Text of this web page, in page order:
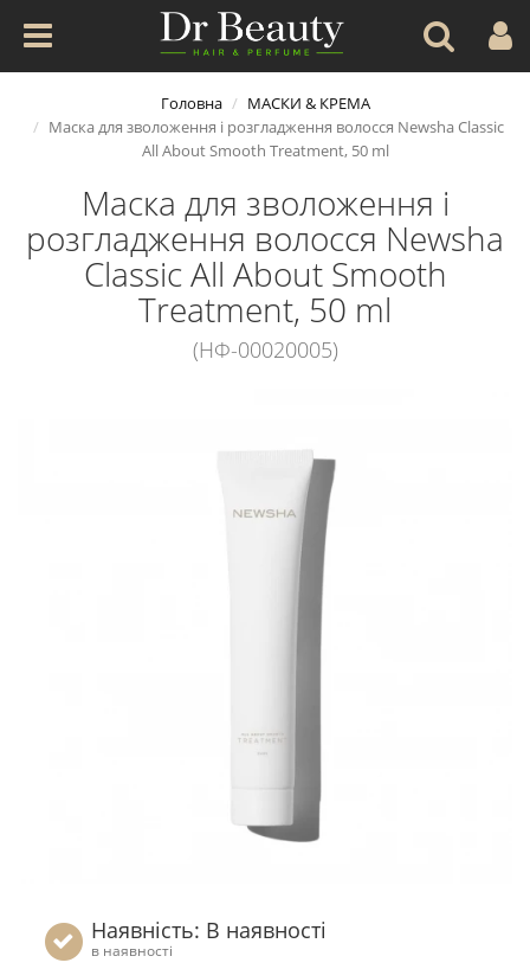
Головна
МАСКИ & КРЕМА
Маска для зволоження і розгладження волосся Newsha Classic
All About Smooth Treatment, 50 ml
Маска для зволоження і
розгладження волосся Newsha
Classic All About Smooth
Treatment, 50 ml
(НФ-00020005)
Наявність: В наявності
в наявності